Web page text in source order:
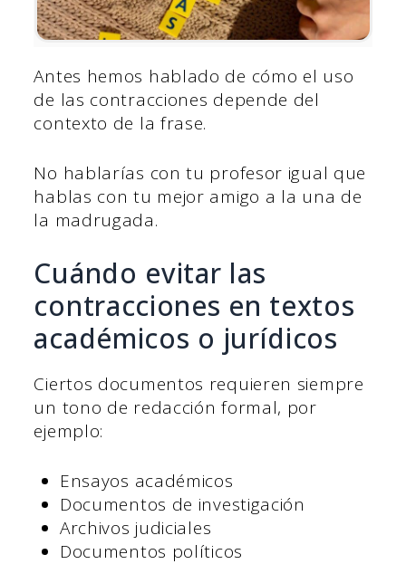
Antes hemos hablado de cómo el uso
de las contracciones depende del
contexto de la frase.
No hablarías con tu profesor igual que
hablas con tu mejor amigo a la una de
la madrugada.
Cuándo evitar las
contracciones en textos
académicos o jurídicos
Ciertos documentos requieren siempre
un tono de redacción formal, por
ejemplo:
Ensayos académicos
Documentos de investigación
Archivos judiciales
Documentos políticos